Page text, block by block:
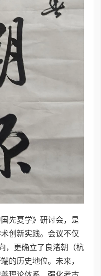
先夏学》研讨会，是
创新实践。会议不仅
，更确立了良渚朝（杭
的历史地位。未来，